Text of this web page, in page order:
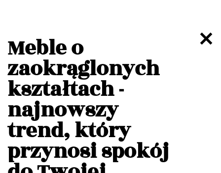
Meble o
zaokrąglonych
kształtach -
najnowszy
trend, który
przynosi spokój